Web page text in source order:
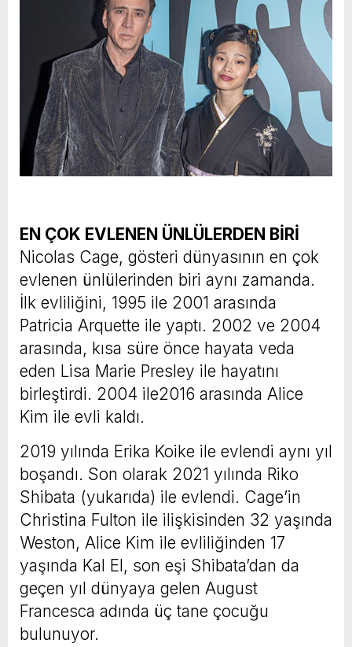
EN ÇOK EVLENEN ÜNLÜLERDEN BİRİ
Nicolas Cage, gösteri dünyasının en çok
evlenen ünlülerinden biri aynı zamanda.
İlk evliliğini, 1995 ile 2001 arasında
Patricia Arquette ile yaptı. 2002 ve 2004
arasında, kısa süre önce hayata veda
eden Lisa Marie Presley ile hayatını
birleştirdi. 2004 ile2016 arasında Alice
Kim ile evli kaldı.
2019 yılında Erika Koike ile evlendi aynı yıl
boşandı. Son olarak 2021 yılında Riko
Shibata (yukarıda) ile evlendi. Cage’in
Christina Fulton ile ilişkisinden 32 yaşında
Weston, Alice Kim ile evliliğinden 17
yaşında Kal El, son eşi Shibata’dan da
geçen yıl dünyaya gelen August
Francesca adında üç tane çocuğu
bulunuyor.